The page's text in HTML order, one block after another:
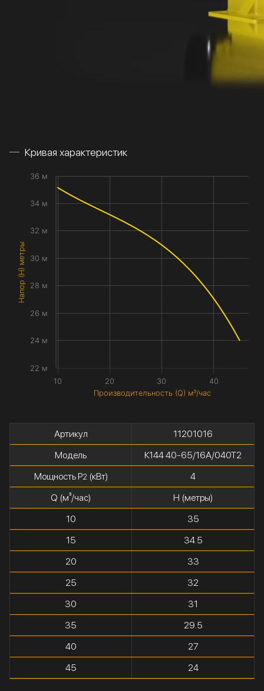
Кривая характеристик
Производительность (Q) м³/час
Напор (H) метры
10 20 30 40
22 м
24 м
26 м
28 м
30 м
32 м
34 м
36 м
Артикул
11201016
Модель
К144 40-65/16А/040Т2
Мощность P2 (кВт)
4
Q (м³/час)
H (метры)
10
35
15
34.5
20
33
25
32
30
31
35
29.5
40
27
45
24